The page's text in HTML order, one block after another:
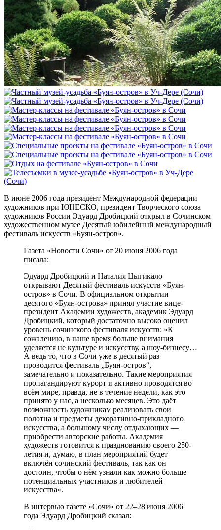
В июне 2006 года президент Международной федерации
художников при ЮНЕСКО, президент Творческого союза
художников России Эдуард Дробицкий открыл в Сочинском
художественном музее Десятый юбилейный международный
фестиваль искусств «Буян-остров».
Газета «Новости Сочи» от 20 июня 2006 года
писала:
Эдуард Дробицкий и Наталия Цыгикало
открывают Десятый фестиваль искусств «Буян-
остров» в Сочи. В официальном открытии
десятого «Буян-острова» принял участие вице-
президент Академии художеств, академик Эдуард
Дробицкий, который достаточно высоко оценил
уровень сочинского фестиваля искусств: «К
сожалению, в наше время больше внимания
уделяется не культуре и искусству, а шоу-бизнесу…
А ведь то, что в Сочи уже в десятый раз
проводится фестиваль „Буян-остров“,
замечательно и показательно. Такие мероприятия
пропагандируют курорт и активно проводятся во
всём мире, правда, не в течение недели, как это
принято у нас, а несколько месяцев. Это даёт
возможность художникам реализовать свои
полотна и предметы декоративно-прикладного
искусства, а большому числу отдыхающих —
приобрести авторские работы. Академия
художеств готовится к празднованию своего 250-
летия и, думаю, в план мероприятий будет
включён сочинский фестиваль, так как он
достоин, чтобы о нём узнали как можно больше
потенциальных участников и любителей
искусства».
В интервью газете «Сочи» от 22–28 июня 2006
года Эдуард Дробицкий сказал: